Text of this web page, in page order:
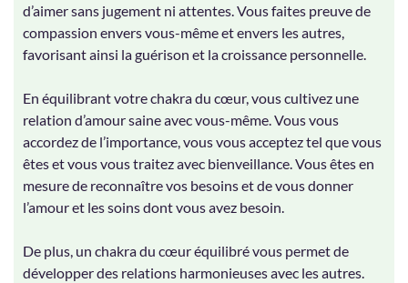
d’aimer sans jugement ni attentes. Vous faites preuve de
compassion envers vous-même et envers les autres,
favorisant ainsi la guérison et la croissance personnelle.
En équilibrant votre chakra du cœur, vous cultivez une
relation d’amour saine avec vous-même. Vous vous
accordez de l’importance, vous vous acceptez tel que vous
êtes et vous vous traitez avec bienveillance. Vous êtes en
mesure de reconnaître vos besoins et de vous donner
l’amour et les soins dont vous avez besoin.
De plus, un chakra du cœur équilibré vous permet de
développer des relations harmonieuses avec les autres.